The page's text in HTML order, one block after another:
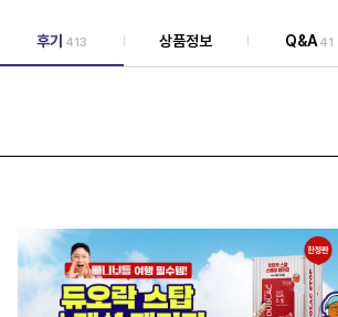
후기 413 상품정보 Q&A41